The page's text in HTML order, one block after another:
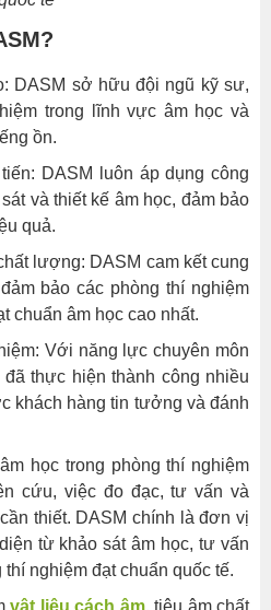
sở hữu đội ngũ kỹ sư,
trong lĩnh vực âm học và
ồn.
DASM luôn áp dụng công
và thiết kế âm học, đảm bảo
quả.
lượng: DASM cam kết cung
bảo các phòng thí nghiệm
chuẩn âm học cao nhất.
Với năng lực chuyên môn
đã thực hiện thành công nhiều
khách hàng tin tưởng và đánh
học trong phòng thí nghiệm
cứu, việc đo đạc, tư vấn và
thiết. DASM chính là đơn vị
từ khảo sát âm học, tư vấn
nghiệm đạt chuẩn quốc tế.